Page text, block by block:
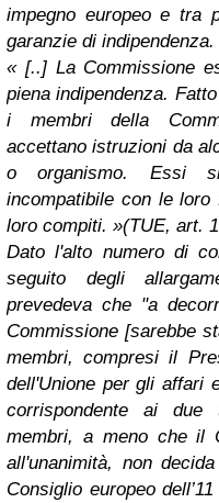
impegno europeo e tra
garanzie di indipendenza.
« [..] La Commissione
piena indipendenza.
i membri della
accettano istruzioni da
o organismo. Essi
incompatibile con le
loro compiti. »(TUE, art.
Dato l'alto numero di
seguito degli
prevedeva che "a
Commissione [sarebbe
membri, compresi il
dell'Unione per gli affari
corrispondente ai
membri, a meno che il
all'unanimità, non
Consiglio europeo